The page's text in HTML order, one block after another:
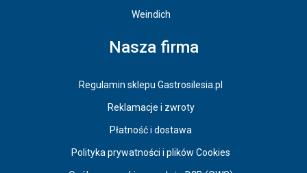
Weindich
Nasza firma
Regulamin sklepu Gastrosilesia.pl
Reklamacje i zwroty
Płatność i dostawa
Polityka prywatności i plików Cookies